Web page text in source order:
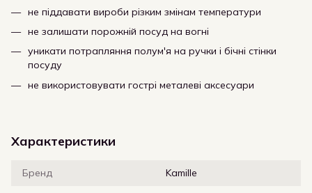
не піддавати вироби різким змінам температури
не залишати порожній посуд на вогні
уникати потрапляння полум'я на ручки і бічні стінки
посуду
не використовувати гострі металеві аксесуари
Характеристики
Бренд Kamille